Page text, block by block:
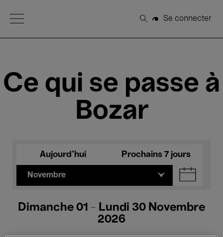
Open Menu
Rechercher
Se connecter
Ce qui se passe à
Bozar
Aujourd'hui Prochains 7 jours
Novembre
Dimanche 01 - Lundi 30 Novembre
2026